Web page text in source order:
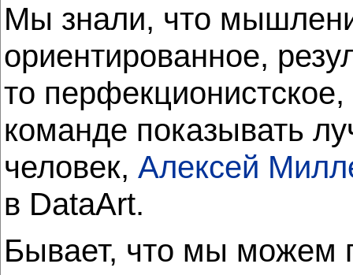
Мы знали, что
ориентированное,
то
команде показывать
человек, Алексей
в DataArt.
Бывает, что мы можем